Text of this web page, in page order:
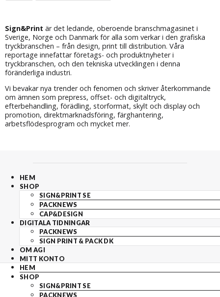
Sign&Print är det ledande, oberoende branschmagasinet i
Sverige, Norge och Danmark för alla som verkar i den grafiska
tryckbranschen – från design, print till distribution. Våra
reportage innefattar företags- och produktnyheter i
tryckbranschen, och den tekniska utvecklingen i denna
föränderliga industri.
Vi bevakar nya trender och fenomen och skriver återkommande
om ämnen som prepress, offset- och digitaltryck,
efterbehandling, förädling, storformat, skylt och display och
promotion, direktmarknadsföring, färghantering,
arbetsflödesprogram och mycket mer.
HEM
SHOP
SIGN&PRINT SE
PACKNEWS
CAP&DESIGN
DIGITALA TIDNINGAR
PACKNEWS
SIGN PRINT & PACK DK
OM AGI
MITT KONTO
HEM
SHOP
SIGN&PRINT SE
PACKNEWS